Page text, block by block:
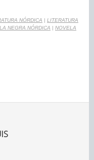
NÓRDICA | LITERATURA
NEGRA NÓRDICA | NOVELA